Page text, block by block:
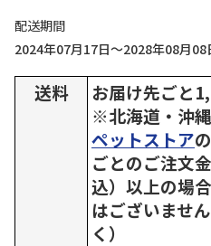
配送期間
2024年07月17日～2028年08月08
送料
お届け先ごと
※北海道・沖
ペットストア
ごとのご注文
込）以上の場
はございませ
く）